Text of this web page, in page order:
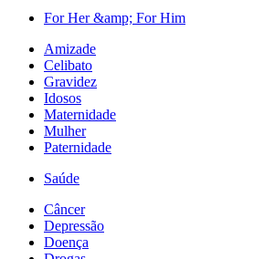
For Her &amp; For Him
Amizade
Celibato
Gravidez
Idosos
Maternidade
Mulher
Paternidade
Saúde
Câncer
Depressão
Doença